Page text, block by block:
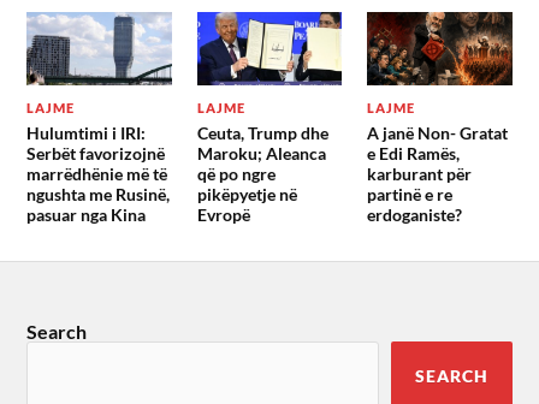
LAJME
Hulumtimi i IRI:
Serbët favorizojnë
marrëdhënie më të
ngushta me Rusinë,
pasuar nga Kina
LAJME
Ceuta, Trump dhe
Maroku; Aleanca
që po ngre
pikëpyetje në
Evropë
LAJME
A janë Non- Gratat
e Edi Ramës,
karburant për
partinë e re
erdoganiste?
Search
SEARCH